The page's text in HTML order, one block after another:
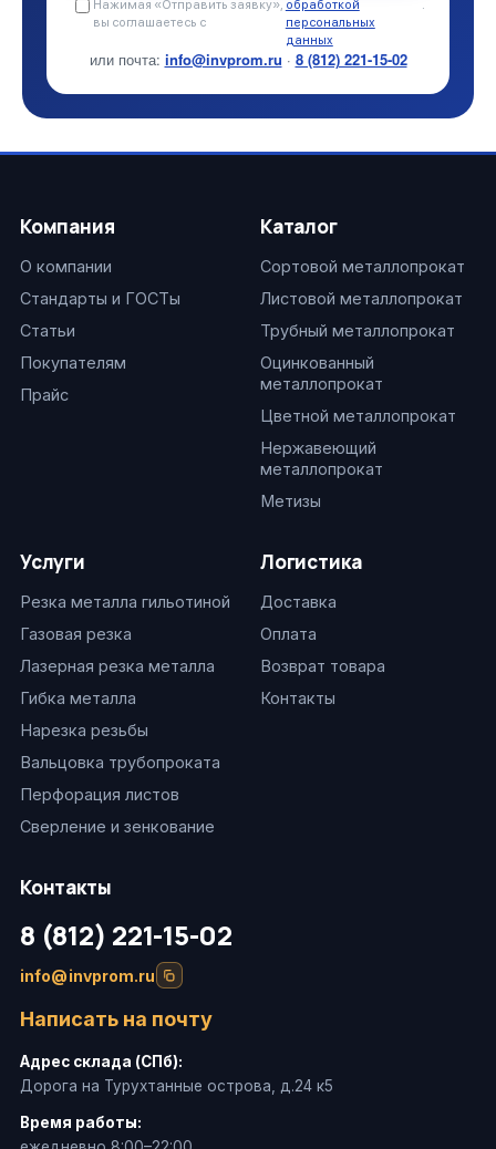
Нажимая «Отправить заявку»,
вы соглашаетесь с
обработкой
персональных
данных
.
или почта: info@invprom.ru · 8 (812) 221-15-02
Компания
О компании
Стандарты и ГОСТы
Статьи
Покупателям
Прайс
Каталог
Сортовой металлопрокат
Листовой металлопрокат
Трубный металлопрокат
Оцинкованный
металлопрокат
Цветной металлопрокат
Нержавеющий
металлопрокат
Метизы
Услуги
Резка металла гильотиной
Газовая резка
Лазерная резка металла
Гибка металла
Нарезка резьбы
Вальцовка трубопроката
Перфорация листов
Сверление и зенкование
Логистика
Доставка
Оплата
Возврат товара
Контакты
Контакты
8 (812) 221-15-02
info@invprom.ru
Написать на почту
Адрес склада (СПб):
Дорога на Турухтанные острова, д.24 к5
Время работы: